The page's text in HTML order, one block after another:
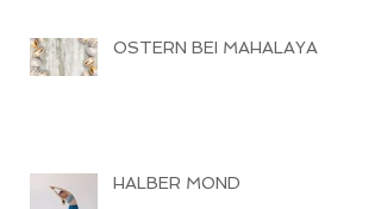
OSTERN BEI MAHALAYA
HALBER MOND